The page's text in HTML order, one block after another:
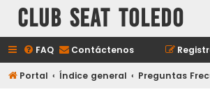
Club Seat Toledo
FAQ Contáctenos
Portal Índice general Preguntas